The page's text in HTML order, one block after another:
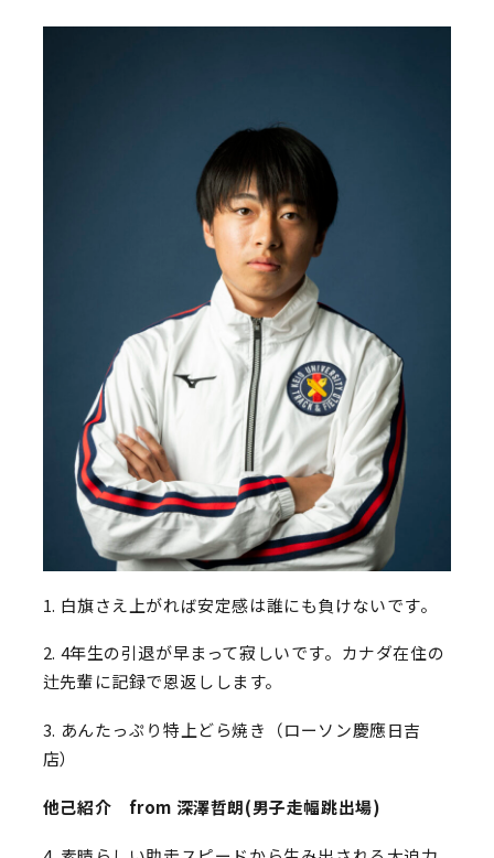
1. 白旗さえ上がれば安定感は誰にも負けないです。
2. 4年生の引退が早まって寂しいです。カナダ在住の
辻先輩に記録で恩返しします。
3. あんたっぷり特上どら焼き（ローソン慶應日吉
店）
他己紹介 from 深澤哲朗(男子走幅跳出場)